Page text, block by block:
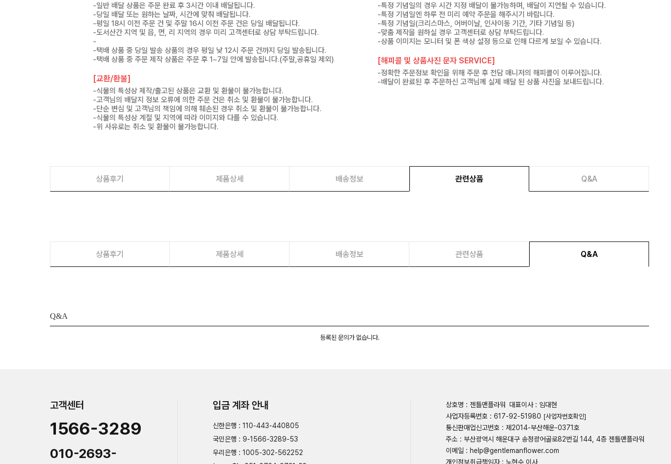
-일반 배달 상품은 주문 완료 후 3시간 이내 배달됩니다.
-당일 배달 또는 원하는 날짜, 시간에 맞춰 배달됩니다.
-평일 18시 이전 주문 건 및 주말 16시 이전 주문 건은 당일 배달됩니다.
-도서산간 지역 및 읍, 면, 리 지역의 경우 미리 고객센터로 상담 부탁드립니다.
-
-택배 상품 중 당일 발송 상품의 경우 평일 낮 12시 주문 건까지 당일 발송됩니다.
-택배 상품 중 주문 제작 상품은 주문 후 1~7일 안에 발송됩니다.(주말,공휴일 제외)
[교환/환불]
-식물의 특성상 제작/출고된 상품은 교환 및 환불이 불가능합니다.
-고객님의 배달지 정보 오류에 의한 주문 건은 취소 및 환불이 불가능합니다.
-단순 변심 및 고객님의 책임에 의해 훼손된 경우 취소 및 환불이 불가능합니다.
-식물의 특성상 계절 및 지역에 따라 이미지와 다를 수 있습니다.
-위 사유로는 취소 및 환불이 불가능합니다.
-특정 기념일의 경우 시간 지정 배달이 불가능하며, 배달이 지연될 수 있습니다.
-특정 기념일엔 하루 전 미리 예약 주문을 해주시기 바랍니다.
-특정 기념일(크리스마스, 어버이날, 인사이동 기간, 기타 기념일 등)
-맞춤 제작을 원하실 경우 고객센터로 상담 부탁드립니다.
-상품 이미지는 모니터 및 폰 색상 설정 등으로 인해 다르게 보일 수 있습니다.
[해피콜 및 상품사진 문자 SERVICE]
-정확한 주문정보 확인을 위해 주문 후 전담 매니저의 해피콜이 이루어집니다.
-배달이 완료된 후 주문하신 고객님께 실제 배달 된 상품 사진을 보내드립니다.
상품후기 제품상세 배송정보 관련상품 Q&A
상품후기 제품상세 배송정보 관련상품 Q&A
Q&A
등록된 문의가 없습니다.
고객센터
1566-3289
010-2693-
입금 계좌 안내
신한은행 : 110-443-440805
국민은행 : 9-1566-3289-53
우리은행 : 1005-302-562252
상호명 : 젠틀맨플라워 대표이사 : 임대현
사업자등록번호 : 617-92-51980 [사업자번호확인]
통신판매업신고번호 : 제2014-부산해운-0371호
주소 : 부산광역시 해운대구 송정광어골로82번길 144, 4층 젠틀맨플라워
이메일 : help@gentlemanflower.com
개인정보취급책임자 : 노현수 이사